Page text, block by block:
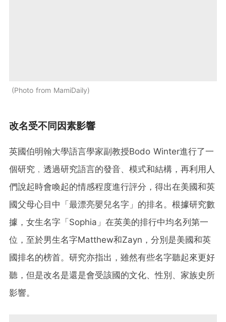
Photo from MamiDaily
改名受不同因素影響
英國伯明翰大學語言學家副教授Bodo Winter進行了一
個研究﹐透過研究語言的發音、模式和結構，再利用人
們說起時會喚起的情感程度進行評分，得出在美國和英
國父母心目中「最漂亮嬰兒名字」的排名。根據研究數
據，女生名字「Sophia」在英美的排行中均名列第一
位，至於男生名字Matthew和Zayn，分別是美國和英
國排名的榜首。研究亦指出，雖然有些名字聽起來更好
聽，但是改名是還是會受該國的文化、性別、家族史所
影響。